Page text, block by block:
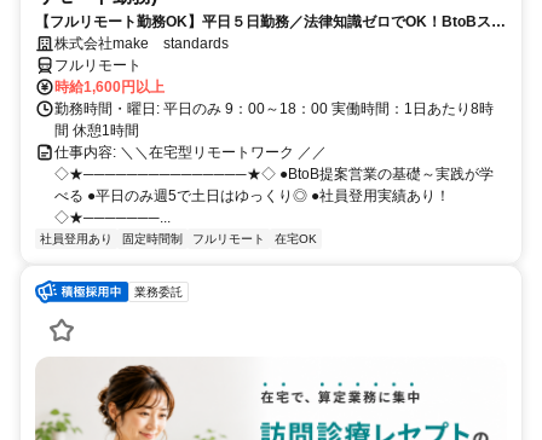
【フルリモート勤務OK】平日５日勤務／法律知識ゼロでOK！BtoBスキ
ルが身につく営業職
株式会社make standards
フルリモート
時給1,600円以上
勤務時間・曜日: 平日のみ 9：00～18：00 実働時間：1日あたり8時
間 休憩1時間
仕事内容: ＼＼在宅型リモートワーク ／／
◇★───────────────★◇ ●BtoB提案営業の基礎～実践が学
べる ●平日のみ週5で土日はゆっくり◎ ●社員登用実績あり！
◇★───────...
社員登用あり 固定時間制 フルリモート 在宅OK
業務委託